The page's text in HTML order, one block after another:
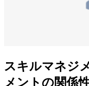
スキルマネジ
メントの関係